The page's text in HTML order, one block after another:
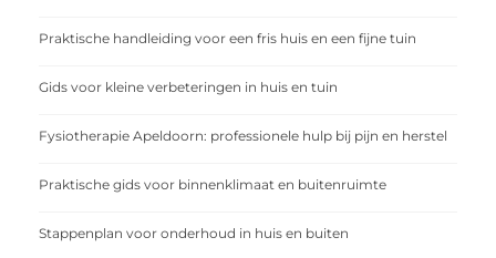
Praktische handleiding voor een fris huis en een fijne tuin
Gids voor kleine verbeteringen in huis en tuin
Fysiotherapie Apeldoorn: professionele hulp bij pijn en herstel
Praktische gids voor binnenklimaat en buitenruimte
Stappenplan voor onderhoud in huis en buiten